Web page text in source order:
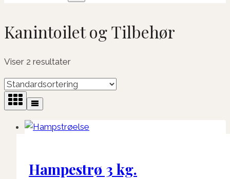
Kanintoilet og Tilbehør
Viser 2 resultater
Hampestrø 3 kg.